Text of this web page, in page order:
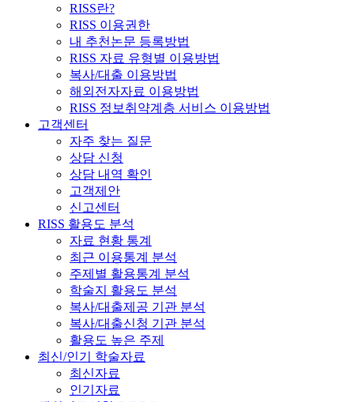
RISS란?
RISS 이용권한
내 추천논문 등록방법
RISS 자료 유형별 이용방법
복사/대출 이용방법
해외전자자료 이용방법
RISS 정보취약계층 서비스 이용방법
고객센터
자주 찾는 질문
상담 신청
상담 내역 확인
고객제안
신고센터
RISS 활용도 분석
자료 현황 통계
최근 이용통계 분석
주제별 활용통계 분석
학술지 활용도 분석
복사/대출제공 기관 분석
복사/대출신청 기관 분석
활용도 높은 주제
최신/인기 학술자료
최신자료
인기자료